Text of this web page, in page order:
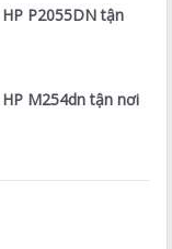
P2055DN tận
M254dn tận nơi